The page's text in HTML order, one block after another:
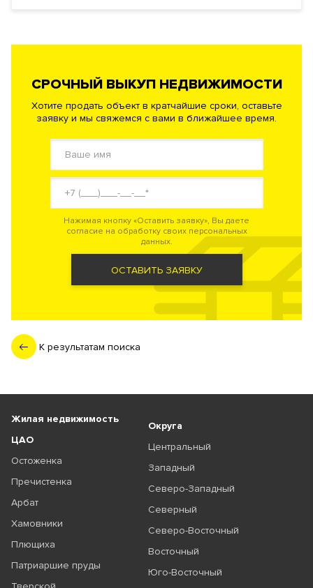
СРОЧНЫЙ ВЫКУП НЕДВИЖИМОСТИ
Хотите продать объект в кратчайшие сроки, оставьте
заявку и мы свяжемся с вами в ближайшее время.
Нажимая кнопку «Оставить заявку», Вы даете
согласие на обработку своих персональных
данных.
ОСТАВИТЬ ЗАЯВКУ
К результатам поиска
Жилая недвижимость
ЦАО
Остоженка
Пречистенка
Арбат
Хамовники
Плющиха
Патриаршие пруды
Округа
Центральный
Западный
Северо-Западный
Северный
Северо-Восточный
Восточный
Юго-Восточный